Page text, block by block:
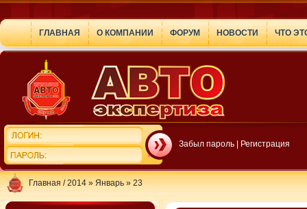
ГЛАВНАЯ О КОМПАНИИ ФОРУМ НОВОСТИ ЧТО
Забыл пароль Регистрация
Главная /2014 » Январь » 23